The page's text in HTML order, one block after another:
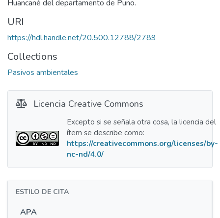
Huancané del departamento de Puno.
URI
https://hdl.handle.net/20.500.12788/2789
Collections
Pasivos ambientales
Licencia Creative Commons
Excepto si se señala otra cosa, la licencia del
ítem se describe como:
https://creativecommons.org/licenses/by-
nc-nd/4.0/
ESTILO DE CITA
APA